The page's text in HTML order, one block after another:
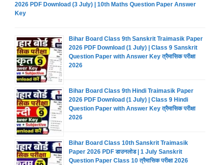
2026 PDF Download (3 July) | 10th Maths Question Paper Answer
Key
Bihar Board Class 9th Sanskrit Traimasik Paper
2026 PDF Download (1 July) | Class 9 Sanskrit
Question Paper with Answer Key त्रैमासिक परीक्षा
2026
Bihar Board Class 9th Hindi Traimasik Paper
2026 PDF Download (1 July) | Class 9 Hindi
Question Paper with Answer Key त्रैमासिक परीक्षा
2026
Bihar Board Class 10th Sanskrit Traimasik
Paper 2026 PDF डाउनलोड | 1 July Sanskrit
Question Paper Class 10 त्रैमासिक परीक्षा 2026